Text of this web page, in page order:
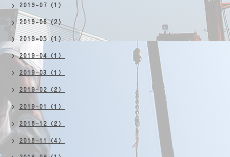
2019-07（1）
2019-06（2）
2019-05（1）
2019-04（1）
2019-03（1）
2019-02（2）
2019-01（1）
2018-12（2）
2018-11（4）